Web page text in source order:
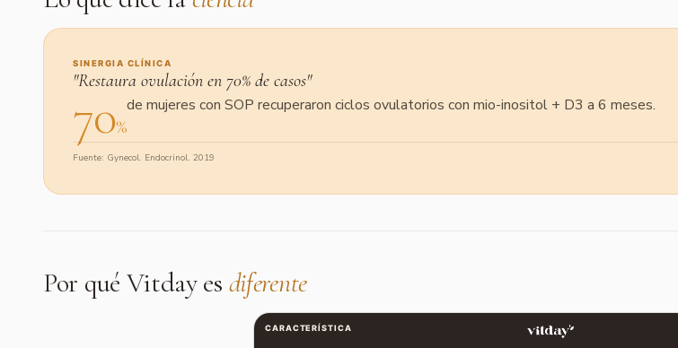
SINERGIA CLÍNICA
"Restaura ovulación en 70% de casos"
70%
de mujeres con SOP recuperaron ciclos ovulatorios con mio-inositol + D3 a 6 meses.
Fuente: Gynecol. Endocrinol. 2019
Por qué Vitday es diferente
CARACTERÍSTICA